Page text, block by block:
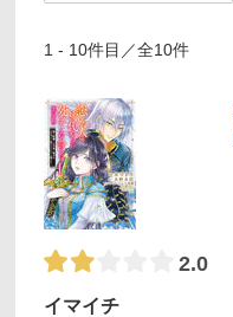
1 - 10件目／全10件
2.0
イマイチ